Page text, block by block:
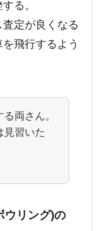
る。
定が良くなる
飛行するよう
両さん。
見習いた
リング)の